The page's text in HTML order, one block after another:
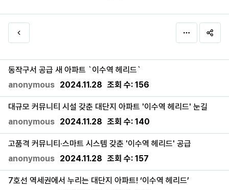
동작구서 공급 새 아파트 `이수역 헤리드`
anonymous 2024.11.28 조회 수: 156
대규모 커뮤니티 시설 갖춘 대단지 아파트 '이수역 헤리드' 눈길
anonymous 2024.11.28 조회 수: 140
고품격 커뮤니티·스마트 시스템 갖춘 '이수역 헤리드' 공급
anonymous 2024.11.28 조회 수: 157
7호선 역세권에서 누리는 대단지 아파트! ‘이수역 헤리드’